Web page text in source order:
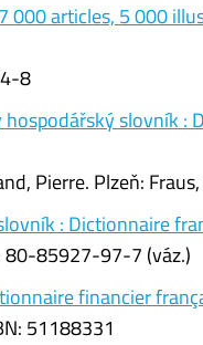
000 articles, 5 000
8
slovník
Pierre. Plzeň:
: Dictionnaire
80-85927-97-7 (váz.)
financier
51188331